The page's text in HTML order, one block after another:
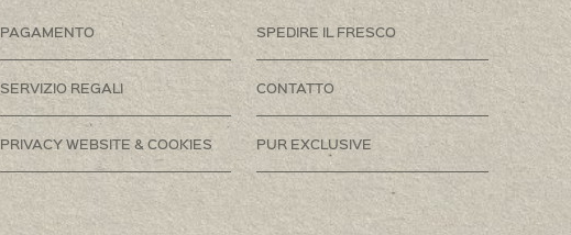
PAGAMENTO SPEDIRE IL FRESCO
SERVIZIO REGALI CONTATTO
PRIVACY WEBSITE & COOKIES PUR EXCLUSIVE